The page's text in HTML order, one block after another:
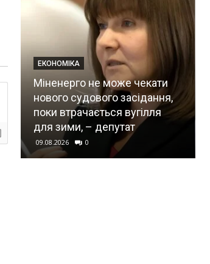
ЕКОНОМІКА
Міненерго не може чекати
нового судового засідання,
поки втрачається вугілля
для зими, – депутат
09.08.2026 0